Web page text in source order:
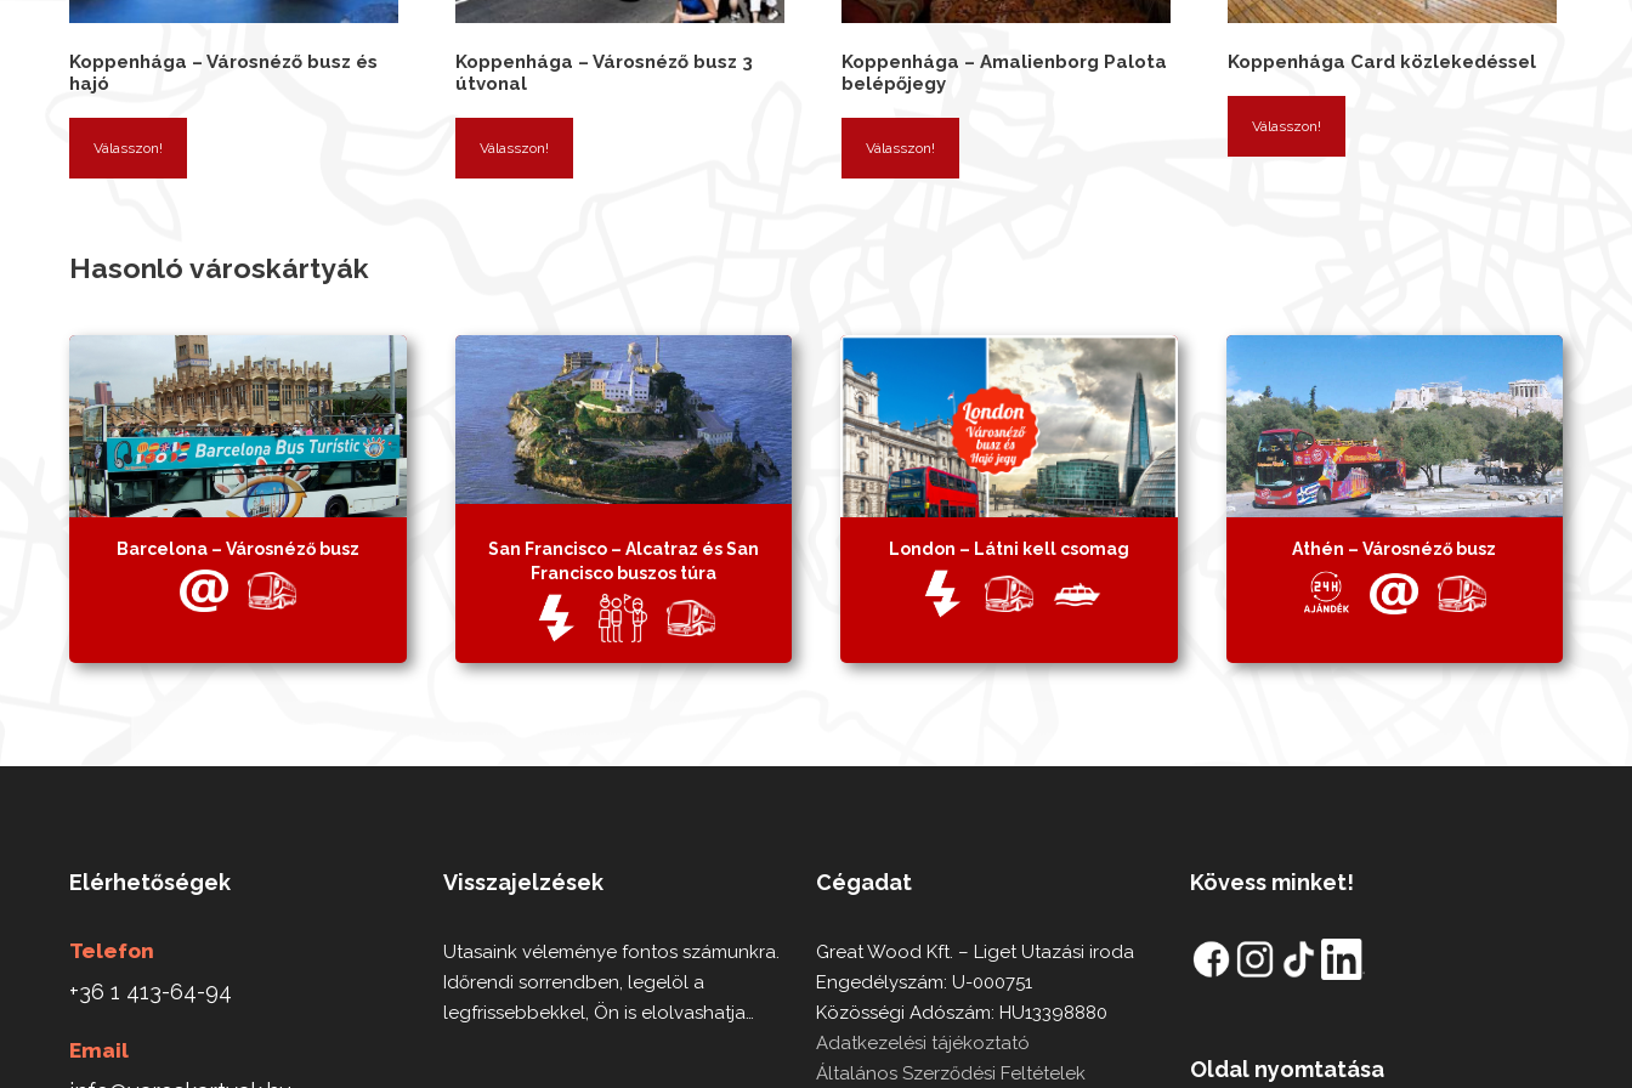
Koppenhága – Városnéző busz és
hajó
Válasszon!
Koppenhága – Városnéző busz 3
útvonal
Válasszon!
Koppenhága – Amalienborg Palota
belépőjegy
Válasszon!
Koppenhága Card közlekedéssel
Válasszon!
Hasonló városkártyák
Barcelona – Városnéző busz
San Francisco – Alcatraz és San
Francisco buszos túra
London – Látni kell csomag Athén – Városnéző busz
Elérhetőségek
Telefon
+36 1 413-64-94
Email
Visszajelzések
Utasaink véleménye fontos számunkra.
Időrendi sorrendben, legelöl a
legfrissebbekkel, Ön is elolvashatja…
Cégadat
Great Wood Kft. – Liget Utazási iroda
Engedélyszám: U-000751
Közösségi Adószám: HU13398880
Adatkezelési tájékoztató
Általános Szerződési Feltételek
Kövess minket!
Oldal nyomtatása